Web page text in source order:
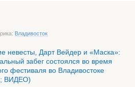
Владивосток
невесты, Дарт Вейдер и «Маска»:
забег состоялся во время
фестиваля во Владивостоке
ВИДЕО)